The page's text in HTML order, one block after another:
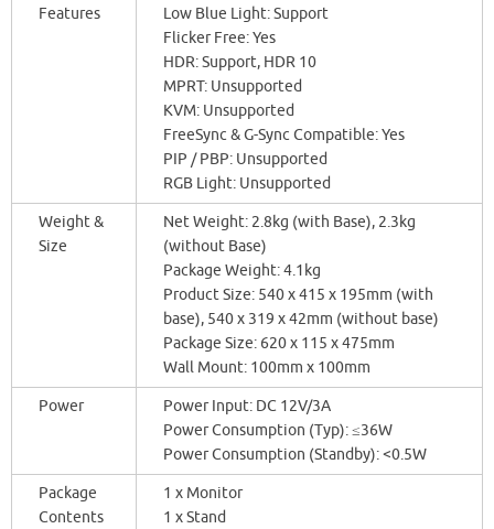
Features
Low Blue Light: Support
Flicker Free: Yes
HDR: Support, HDR 10
MPRT: Unsupported
KVM: Unsupported
FreeSync & G-Sync Compatible: Yes
PIP / PBP: Unsupported
RGB Light: Unsupported
Weight &
Size
Net Weight: 2.8kg (with Base), 2.3kg
(without Base)
Package Weight: 4.1kg
Product Size: 540 x 415 x 195mm (with
base), 540 x 319 x 42mm (without base)
Package Size: 620 x 115 x 475mm
Wall Mount: 100mm x 100mm
Power
Power Input: DC 12V/3A
Power Consumption (Typ): ≤36W
Power Consumption (Standby): <0.5W
Package
Contents
1 x Monitor
1 x Stand